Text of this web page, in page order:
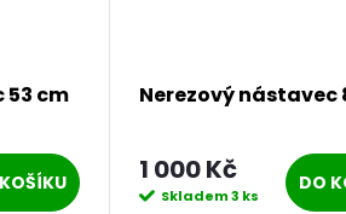
53 cm Nerezový nástavec
1 000 Kč
Skladem3 ks
DO